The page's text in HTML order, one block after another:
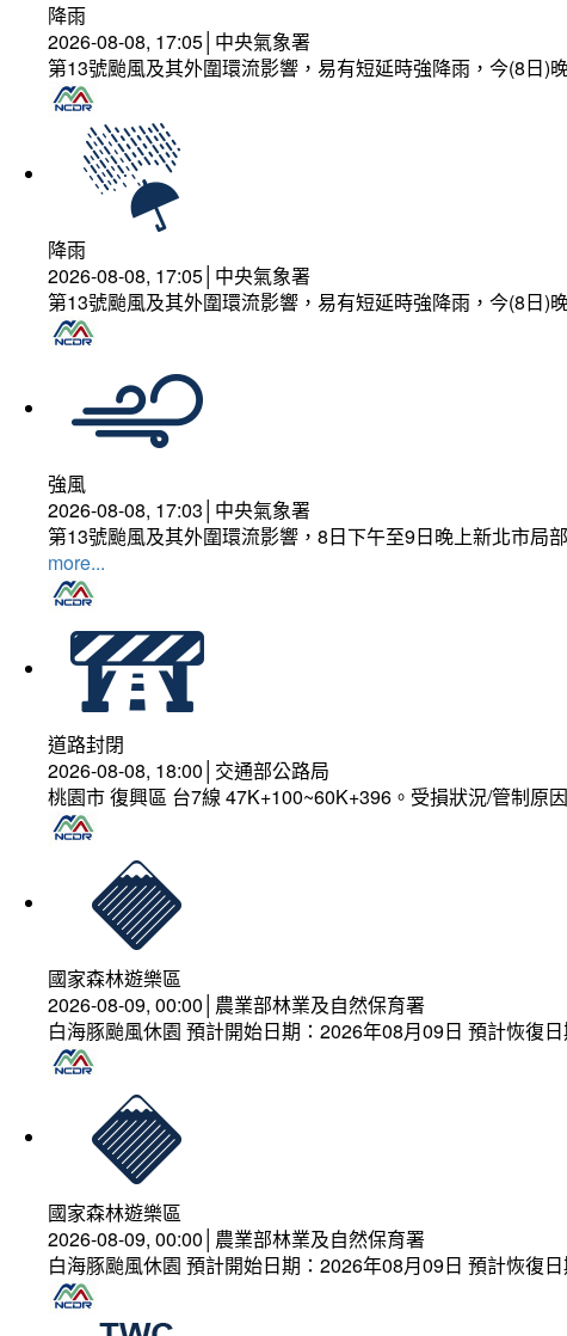
降雨
2026-08-08, 17:05│中央氣象署
第13號颱風及其外圍環流影響，易有短延時強降雨，今(8日)
降雨
2026-08-08, 17:05│中央氣象署
第13號颱風及其外圍環流影響，易有短延時強降雨，今(8日)
強風
2026-08-08, 17:03│中央氣象署
第13號颱風及其外圍環流影響，8日下午至9日晚上新北市局
more...
道路封閉
2026-08-08, 18:00│交通部公路局
桃園市 復興區 台7線 47K+100~60K+396。受損狀況/管制原
國家森林遊樂區
2026-08-09, 00:00│農業部林業及自然保育署
白海豚颱風休園 預計開始日期：2026年08月09日 預計恢復
國家森林遊樂區
2026-08-09, 00:00│農業部林業及自然保育署
白海豚颱風休園 預計開始日期：2026年08月09日 預計恢復